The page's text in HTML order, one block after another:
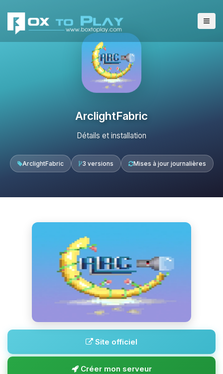
ArclightFabric
Détails et installation
ArclightFabric 3 versions Mises à jour journalières
Site officiel
Créer mon serveur